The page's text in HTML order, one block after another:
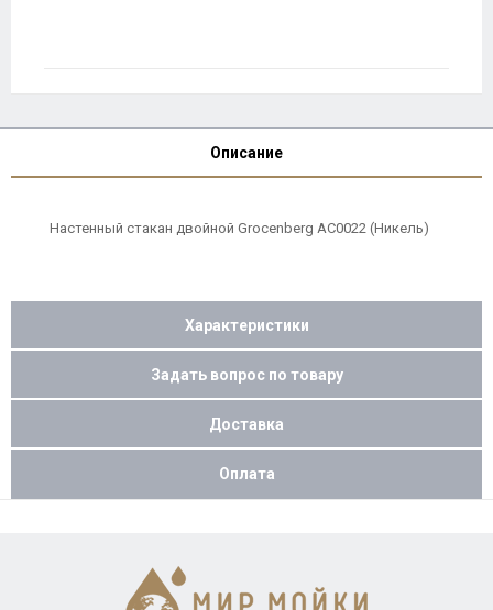
Описание
Настенный стакан двойной Grocenberg AC0022 (Никель)
Характеристики
Задать вопрос по товару
Доставка
Оплата